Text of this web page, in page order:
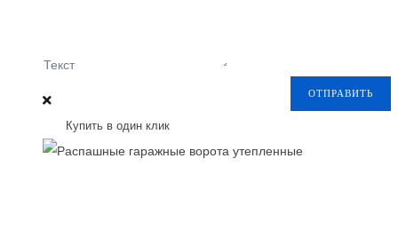
Текст
ОТПРАВИТЬ
Купить в один клик